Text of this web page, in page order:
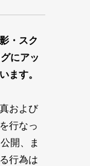
・スク
にアッ
ます。
および
行なっ
開、ま
行為は